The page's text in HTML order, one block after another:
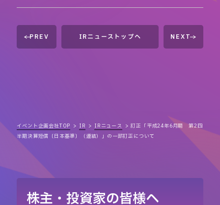
PREV IRニューストップへ NEXT
イベント企画会社TOP IR IRニュース
訂正「平成24年6月期 第2四
半期決算短信〔日本基準〕（連結）」の一部訂正について
株主・投資家の皆様へ